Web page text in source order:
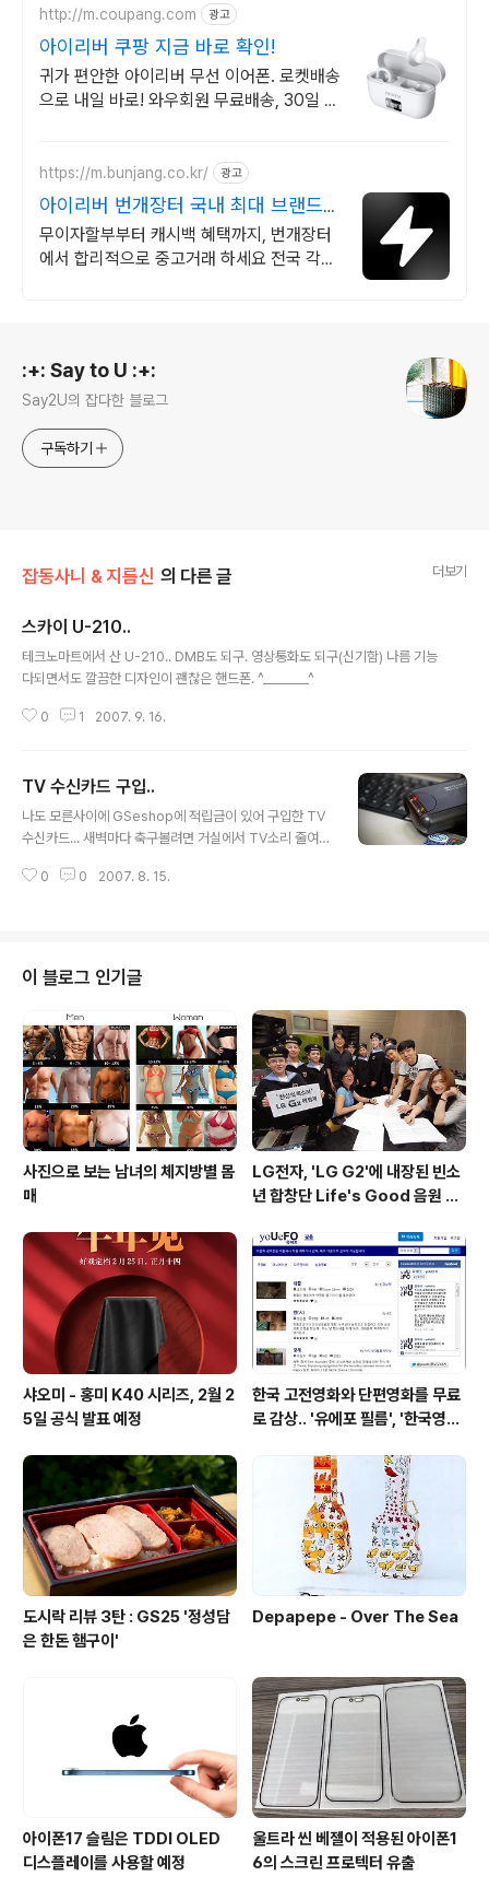
http://m.coupang.com 광고
아이리버 쿠팡 지금 바로 확인!
귀가 편안한 아이리버 무선 이어폰. 로켓배송
으로 내일 바로! 와우회원 무료배송, 30일 반
https://m.bunjang.co.kr/ 광고
아이리버 번개장터 국내 최대 브랜드
중고거래
무이자할부부터 캐시백 혜택까지, 번개장터
에서 합리적으로 중고거래 하세요 전국 각지
:+: Say to U :+:
Say2U의 잡다한 블로그
구독하기
잡동사니 & 지름신 의 다른 글 더보기
스카이 U-210..
테크노마트에서 산 U-210.. DMB도 되구. 영상통화도 되구(신기함) 나름 기능
다되면서도 깔끔한 디자인이 괜찮은 핸드폰. ^_______^
0 1 2007. 9. 16.
TV 수신카드 구입..
나도 모른사이에 GSeshop에 적립금이 있어 구입한 TV
수신카드... 새벽마다 축구볼려면 거실에서 TV소리 줄여가
진작에 살껄.. ㅠ.ㅠ
0 0 2007. 8. 15.
이 블로그 인기글
사진으로 보는 남녀의 체지방별 몸
매
LG전자, 'LG G2'에 내장된 빈소
년 합창단 Life's Good 음원 공
샤오미 - 홍미 K40 시리즈, 2월 2
5일 공식 발표 예정
한국 고전영화와 단편영화를 무료
로 감상.. '유에포 필름', '한국영상
도시락 리뷰 3탄 : GS25 '정성담
은 한돈 햄구이'
Depapepe - Over The Sea
아이폰17 슬림은 TDDI OLED
디스플레이를 사용할 예정
울트라 씬 베젤이 적용된 아이폰1
6의 스크린 프로텍터 유출